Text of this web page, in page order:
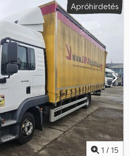
hirdetés Apróhirdetés
1 / 15